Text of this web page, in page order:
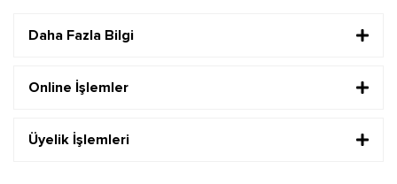
Daha Fazla Bilgi
Online İşlemler
Üyelik İşlemleri